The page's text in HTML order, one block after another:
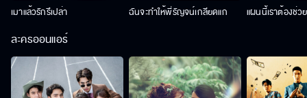
เมาแล้วรักรึเปล่า ฉันจะทำให้พี่รัญจน์เกลียดแก แผนนี้เราต้องช่ว
ละครออนแอร์